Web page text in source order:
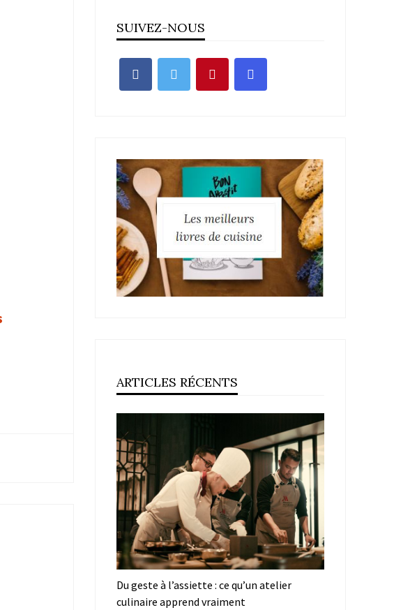
SUIVEZ-NOUS
ARTICLES RÉCENTS
Du geste à l’assiette : ce qu’un atelier
culinaire apprend vraiment